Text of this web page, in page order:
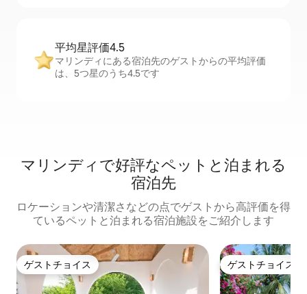
平均星評価4.5
マリンディにある宿泊先のゲストからの平均評価
は、5つ星のうち4.5です
マリンディで好評なペットと泊まれる
宿泊先
ロケーションや清潔さなどの点でゲストから高評価を得
ているペットと泊まれる宿泊施設をご紹介します
ゲストチョイス
ゲストチョイス ゲストチョイス
ゲストチョイス